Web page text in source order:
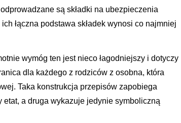
są składki na ubezpieczenia
łączna podstawa składek wynosi co najmniej
wymóg ten jest nieco łagodniejszy i dotyczy
dla każdego z rodziców z osobna, która
Taka konstrukcja przepisów zapobiega
etat, a druga wykazuje jedynie symboliczną